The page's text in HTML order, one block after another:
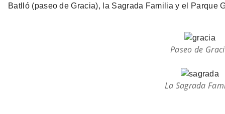
Batlló (paseo de Gracia), la Sagrada Familia y el Parque
Paseo de
La Sagrada